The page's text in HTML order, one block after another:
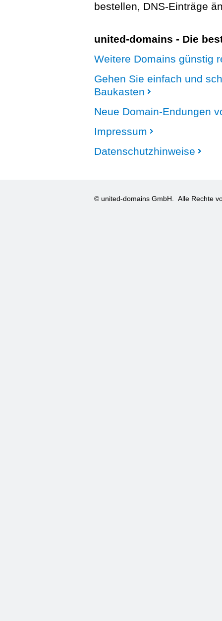
bestellen, DNS-Einträge
united-domains - Die
Weitere Domains günstig
Gehen Sie einfach und
Baukasten
Neue Domain-Endungen
Impressum
Datenschutzhinweise
© united-domains GmbH. Alle Rechte